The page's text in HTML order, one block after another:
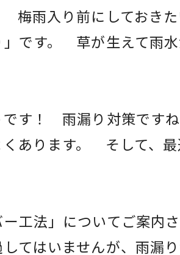
梅雨入り前にしておき
です。 草が生えて雨
です！ 雨漏り対策です
くあります。 そして、
工法」についてご案内さ
てはいませんが、雨漏